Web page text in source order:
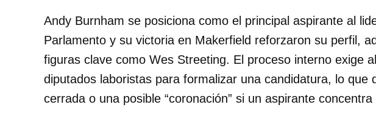
Andy Burnham se posiciona como el principal aspirante al
Parlamento y su victoria en Makerfield reforzaron su perfil,
figuras clave como Wes Streeting. El proceso interno exige
diputados laboristas para formalizar una candidatura, lo que
cerrada o una posible “coronación” si un aspirante concentra